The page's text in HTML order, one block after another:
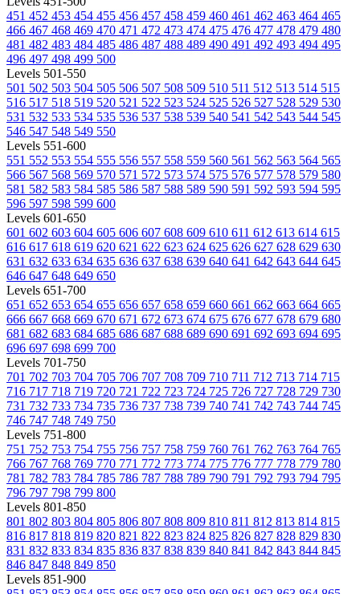
451 452 453 454 455 456 457 458 459 460 461 462 463 464 465
466 467 468 469 470 471 472 473 474 475 476 477 478 479 480
481 482 483 484 485 486 487 488 489 490 491 492 493 494 495
496 497 498 499 500
Levels 501-550
501 502 503 504 505 506 507 508 509 510 511 512 513 514 515
516 517 518 519 520 521 522 523 524 525 526 527 528 529 530
531 532 533 534 535 536 537 538 539 540 541 542 543 544 545
546 547 548 549 550
Levels 551-600
551 552 553 554 555 556 557 558 559 560 561 562 563 564 565
566 567 568 569 570 571 572 573 574 575 576 577 578 579 580
581 582 583 584 585 586 587 588 589 590 591 592 593 594 595
596 597 598 599 600
Levels 601-650
601 602 603 604 605 606 607 608 609 610 611 612 613 614 615
616 617 618 619 620 621 622 623 624 625 626 627 628 629 630
631 632 633 634 635 636 637 638 639 640 641 642 643 644 645
646 647 648 649 650
Levels 651-700
651 652 653 654 655 656 657 658 659 660 661 662 663 664 665
666 667 668 669 670 671 672 673 674 675 676 677 678 679 680
681 682 683 684 685 686 687 688 689 690 691 692 693 694 695
696 697 698 699 700
Levels 701-750
701 702 703 704 705 706 707 708 709 710 711 712 713 714 715
716 717 718 719 720 721 722 723 724 725 726 727 728 729 730
731 732 733 734 735 736 737 738 739 740 741 742 743 744 745
746 747 748 749 750
Levels 751-800
751 752 753 754 755 756 757 758 759 760 761 762 763 764 765
766 767 768 769 770 771 772 773 774 775 776 777 778 779 780
781 782 783 784 785 786 787 788 789 790 791 792 793 794 795
796 797 798 799 800
Levels 801-850
801 802 803 804 805 806 807 808 809 810 811 812 813 814 815
816 817 818 819 820 821 822 823 824 825 826 827 828 829 830
831 832 833 834 835 836 837 838 839 840 841 842 843 844 845
846 847 848 849 850
Levels 851-900